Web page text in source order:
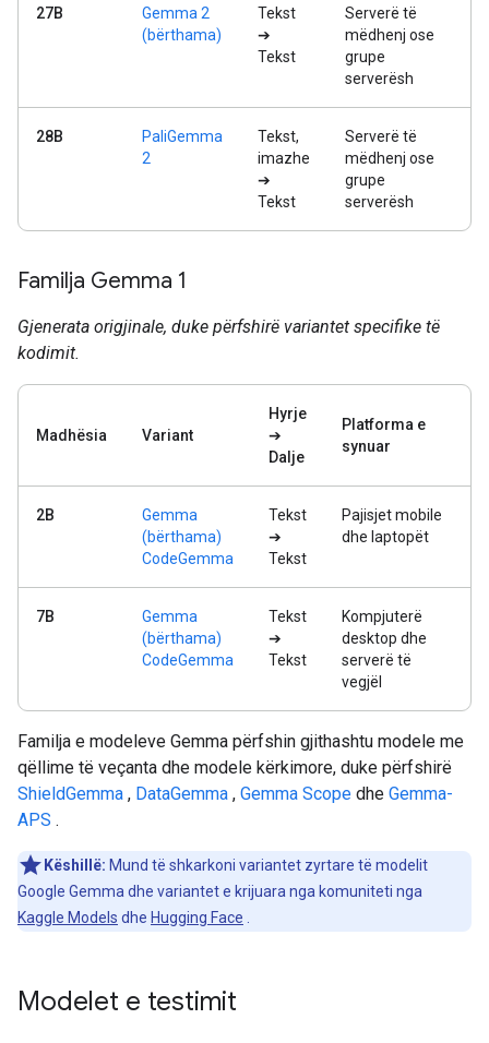
27B
Gemma 2
(bërthama)
Tekst
➔
Tekst
Serverë të
mëdhenj ose
grupe
serverësh
28B
PaliGemma
2
Tekst,
imazhe
➔
Tekst
Serverë të
mëdhenj ose
grupe
serverësh
Familja Gemma 1
Gjenerata origjinale, duke përfshirë variantet specifike të
kodimit.
Madhësia Variant
Hyrje
➔
Dalje
Platforma e
synuar
2B
Gemma
(bërthama)
CodeGemma
Tekst
➔
Tekst
Pajisjet mobile
dhe laptopët
7B
Gemma
(bërthama)
CodeGemma
Tekst
➔
Tekst
Kompjuterë
desktop dhe
serverë të
vegjël
Familja e modeleve Gemma përfshin gjithashtu modele me
qëllime të veçanta dhe modele kërkimore, duke përfshirë
ShieldGemma , DataGemma , Gemma Scope dhe Gemma-
APS .
Këshillë: Mund të shkarkoni variantet zyrtare të modelit
Google Gemma dhe variantet e krijuara nga komuniteti nga
Kaggle Models dhe Hugging Face
Modelet e testimit